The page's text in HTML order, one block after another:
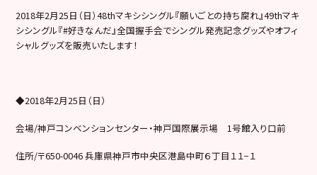
2018年2月25日（日）48thマキシシングル『願いごとの持ち腐れ』49thマキ
シシングル『#好きなんだ』全国握手会でシングル発売記念グッズやオフィ
シャルグッズを販売いたします！
◆2018年2月25日（日）
会場/神戸コンベンションセンター・神戸国際展示場 1号館入り口前
住所/〒650-0046 兵庫県神戸市中央区港島中町６丁目１１−１